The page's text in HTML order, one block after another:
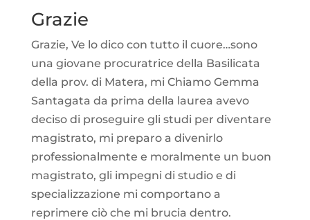
Grazie
Grazie, Ve lo dico con tutto il cuore…sono
una giovane procuratrice della Basilicata
della prov. di Matera, mi Chiamo Gemma
Santagata da prima della laurea avevo
deciso di proseguire gli studi per diventare
magistrato, mi preparo a divenirlo
professionalmente e moralmente un buon
magistrato, gli impegni di studio e di
specializzazione mi comportano a
reprimere ciò che mi brucia dentro.